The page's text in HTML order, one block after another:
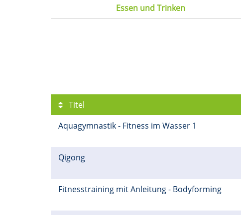
Essen und Trinken
Titel
Aquagymnastik - Fitness im Wasser 1
Qigong
Fitnesstraining mit Anleitung - Bodyforming